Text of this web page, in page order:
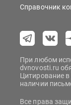
Справочник
При любом
dvnovosti.ru
Цитирование
наличии
Все права